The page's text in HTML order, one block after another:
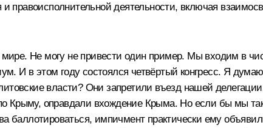
правоисполнительной деятельности, включая
Не могу не привести один пример. Мы входим в
И в этом году состоялся четвёртый конгресс. Я
власти? Они запретили въезд нашей
Крыму, оправдали вхождение Крыма. Но если бы мы
импичмент практически ему